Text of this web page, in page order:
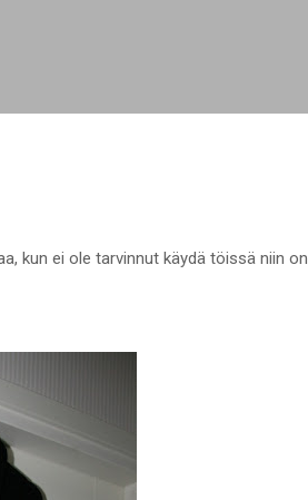
kun ei ole tarvinnut käydä töissä niin on